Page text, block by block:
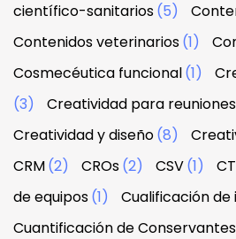
científico-sanitarios(5)
Contenidos veterinarios(1)
Cosmecéutica funcional(1)
(3)
Creatividad para
Creatividad y diseño(8)
CRM(2) CROs(2) CSV(1)
de equipos(1) Cualificación
Cuantificación de Conservantes